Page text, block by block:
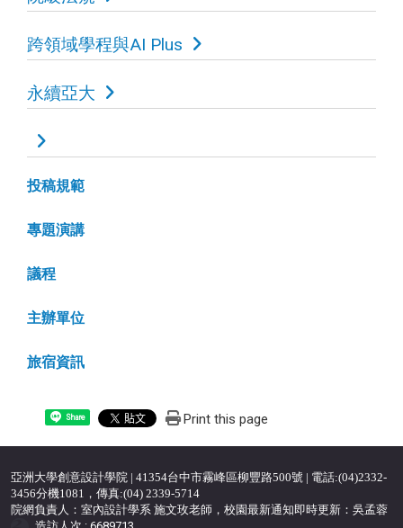
跨領域學程與AI Plus
永續亞大
投稿規範
專題演講
議程
主辦單位
旅宿資訊
Share Print this page
亞洲大學創意設計學院 | 41354台中市霧峰區柳豐路500號 | 電話:(04)2332-
3456分機1081，傳真:(04) 2339-5714
院網負責人：室內設計學系 施文玫老師，校園最新通知即時更新：吳孟蓉